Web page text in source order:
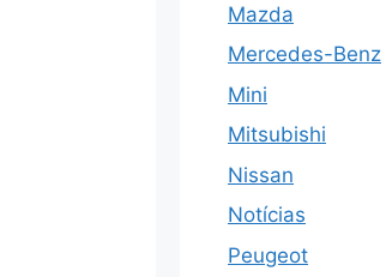
Mazda
Mercedes-Benz
Mini
Mitsubishi
Nissan
Notícias
Peugeot